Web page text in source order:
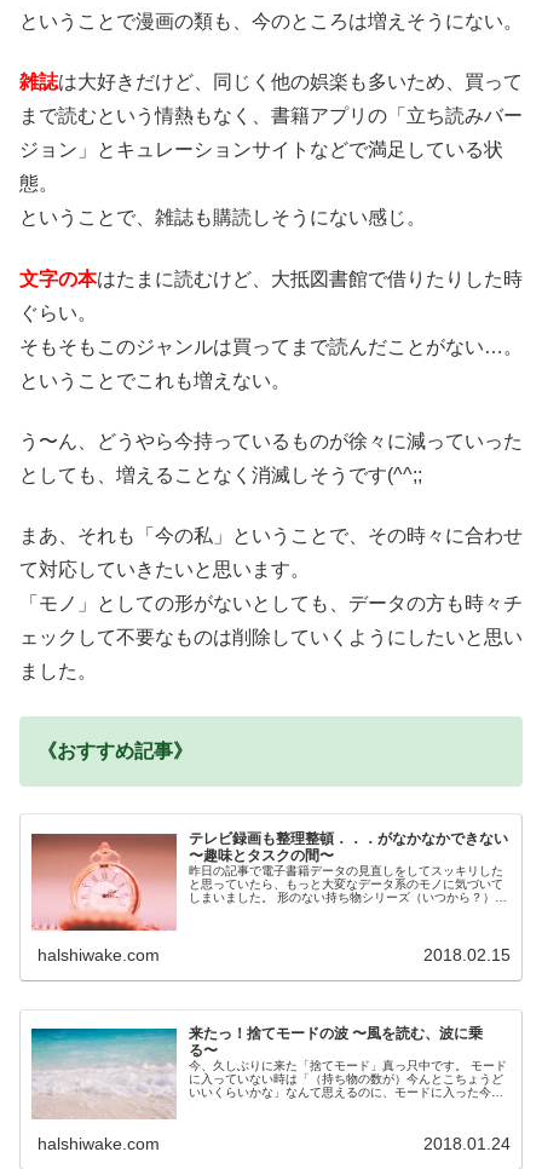
ということで漫画の類も、今のところは増えそうにない。
雑誌は大好きだけど、同じく他の娯楽も多いため、買って
まで読むという情熱もなく、書籍アプリの「立ち読みバー
ジョン」とキュレーションサイトなどで満足している状
態。
ということで、雑誌も購読しそうにない感じ。
文字の本はたまに読むけど、大抵図書館で借りたりした時
ぐらい。
そもそもこのジャンルは買ってまで読んだことがない…。
ということでこれも増えない。
う〜ん、どうやら今持っているものが徐々に減っていった
としても、増えることなく消滅しそうです(^^;;
まあ、それも「今の私」ということで、その時々に合わせ
て対応していきたいと思います。
「モノ」としての形がないとしても、データの方も時々チ
ェックして不要なものは削除していくようにしたいと思い
ました。
《おすすめ記事》
テレビ録画も整理整頓．．．がなかなかできない
〜趣味とタスクの間〜
昨日の記事で電子書籍データの見直しをしてスッキリした
と思っていたら、もっと大変なデータ系のモノに気づいて
しまいました。 形のない持ち物シリーズ（いつから？）第
halshiwake.com 2018.02.15
来たっ！捨てモードの波 〜風を読む、波に乗
る〜
今、久しぶりに来た「捨てモード」真っ只中です。 モード
に入っていない時は「（持ち物の数が）今んとこちょうど
いいくらいかな」なんて思えるのに、モードに入った今、
halshiwake.com 2018.01.24